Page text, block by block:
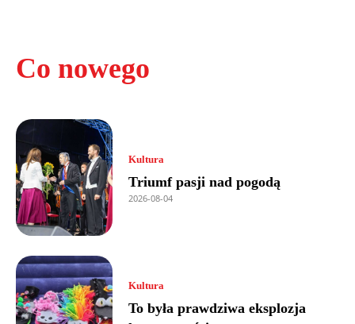
Co nowego
Kultura
Triumf pasji nad pogodą
2026-08-04
Kultura
To była prawdziwa eksplozja